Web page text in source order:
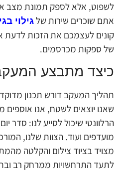
לשפוט, אלא לספק תמונת מצב
אתם שוכרים שירות שלגילוי
קונים לעצמכם את הזכות לדעת
של ספקות מכרסמים.
כיצד מתבצע
תהליך המעקב דורש תכנון
שאנו יוצאים לשטח, אנו
הרלוונטי שיכול לסייע לנו: סדר
מועדפים ועוד. הצוות שלנו,
מצויד בציוד צילום והקלטה
לתעד התרחשויות ממרחק רב